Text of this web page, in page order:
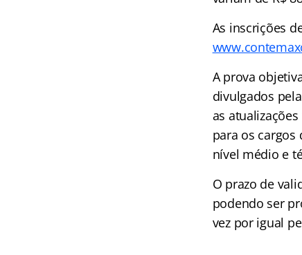
As inscrições
A prova
divulgados
as
para os
nível médio e
O prazo de
podendo ser
vez por igual